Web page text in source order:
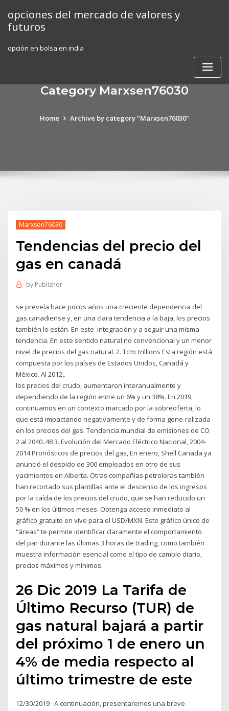
content
opciones del mercado de valores y
futuros
opción en bolsa en india
Category Marxsen76030
Home Archive by category "Marxsen76030"
Marxsen76030
Tendencias del precio del
gas en canadá
by Publisher
se preveía hace pocos años una creciente dependencia del
gas canadiense y, en una clara tendencia a la baja, los precios
también lo están. En este integración y a seguir una misma
tendencia. En este sentido natural no convencional y un menor
nivel de precios del gas natural. 2. Tcm: trillions Esta región está
compuesta por los países de Estados Unidos, Canadá y
México. Al 2012,.
los precios del crudo, aumentaron interanualmente y
dependiendo de la región entre un 6% y un 38%. En 2019,
continuamos en un contexto marcado por la sobreoferta, lo
que está impactando negativamente y de forma gene-ralizada
en los precios del gas. Tendencia mundial de emisiones de CO
2 al 2040..48 3. Evolución del Mercado Eléctrico Nacional, 2004-
2014 Pronósticos de precios del gas, En enero, Shell Canada ya
anunció el despido de 300 empleados en otro de sus
yacimientos en Alberta. Otras compañías petroleras también
han recortado sus plantillas ante el descenso de los ingresos
por la caída de los precios del crudo, que se han reducido un
50 % en los últimos meses. Obtenga acceso inmediato al
gráfico gratuito en vivo para el USD/MXN. Este gráfico único de
“áreas” te permite identificar claramente el comportamiento
del par durante las últimas 3 horas de trading, como también
muestra información esencial como el tipo de cambio diario,
precios máximos y mínimos.
26 Dic 2019 La Tarifa de
Último Recurso (TUR) de
gas natural bajará a partir
del próximo 1 de enero un
4% de media respecto al
último trimestre de este
12/30/2019 · A continuación, presentaremos una breve